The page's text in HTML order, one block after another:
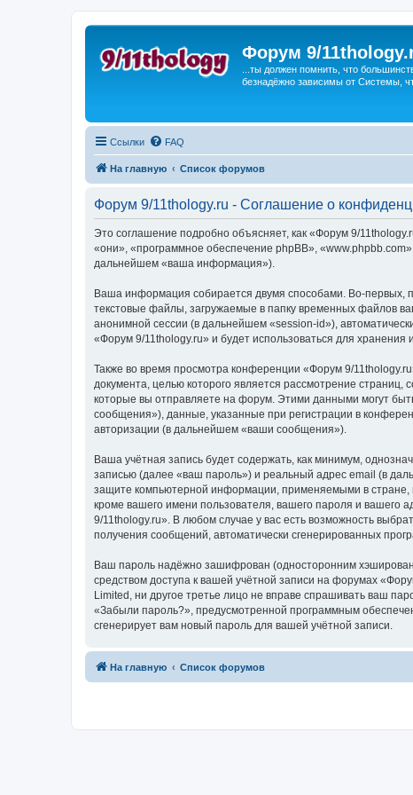
Форум 9/
...ты должен помнить, что
безнадёжно зависимы от Системы,
Ссылки FAQ
На главную Список форумов
Форум 9/11thology.ru - Соглашение о
Это соглашение подробно объясняет, как «Форум 9/
«они», «программное обеспечение phpBB»,
дальнейшем «ваша информация»).
Ваша информация собирается двумя способами. Во-первых,
текстовые файлы, загружаемые в папку временных файлов
анонимной сессии (в дальнейшем «session-id»),
«Форум 9/11thology.ru» и будет использоваться для
Также во время просмотра конференции «Форум 9/
документа, целью которого является рассмотрение
которые вы отправляете на форум. Этими данными могут
сообщения»), данные, указанные при регистрации в
авторизации (в дальнейшем «ваши сообщения»).
Ваша учётная запись будет содержать, как минимум,
записью (далее «ваш пароль») и реальный адрес email (в
защите компьютерной информации, применяемыми в стране,
кроме вашего имени пользователя, вашего пароля и вашего
9/11thology.ru». В любом случае у вас есть возможность
получения сообщений, автоматически сгенерированных
Ваш пароль надёжно зашифрован (односторонним
средством доступа к вашей учётной записи на форумах
Limited, ни другое третье лицо не вправе спрашивать ваш
«Забыли пароль?», предусмотренной программным
сгенерирует вам новый пароль для вашей учётной записи.
На главную Список форумов